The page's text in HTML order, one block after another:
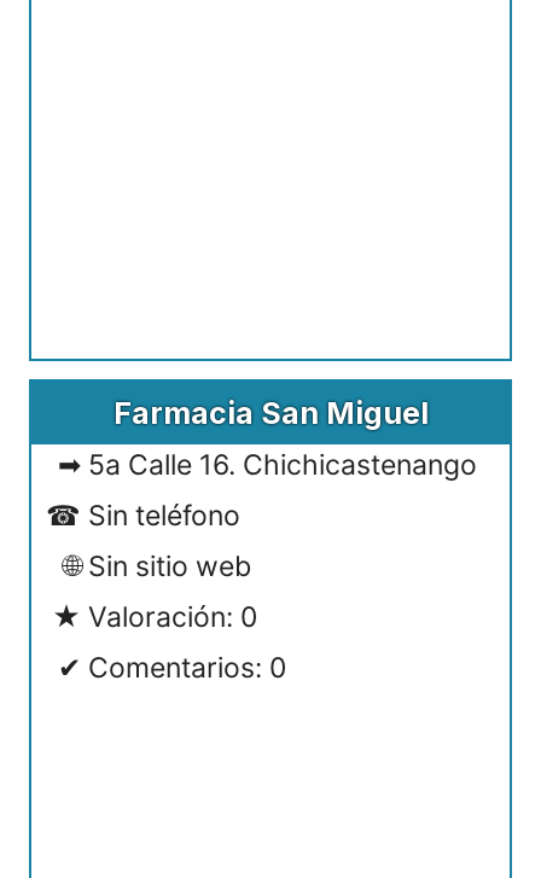
Farmacia San Miguel
5a Calle 16. Chichicastenango
Sin teléfono
Sin sitio web
Valoración: 0
Comentarios: 0